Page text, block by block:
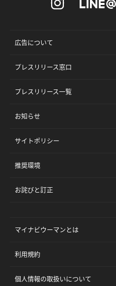
広告について
プレスリリース窓口
プレスリリース一覧
お知らせ
サイトポリシー
推奨環境
お詫びと訂正
マイナビウーマンとは
利用規約
個人情報の取扱いについて